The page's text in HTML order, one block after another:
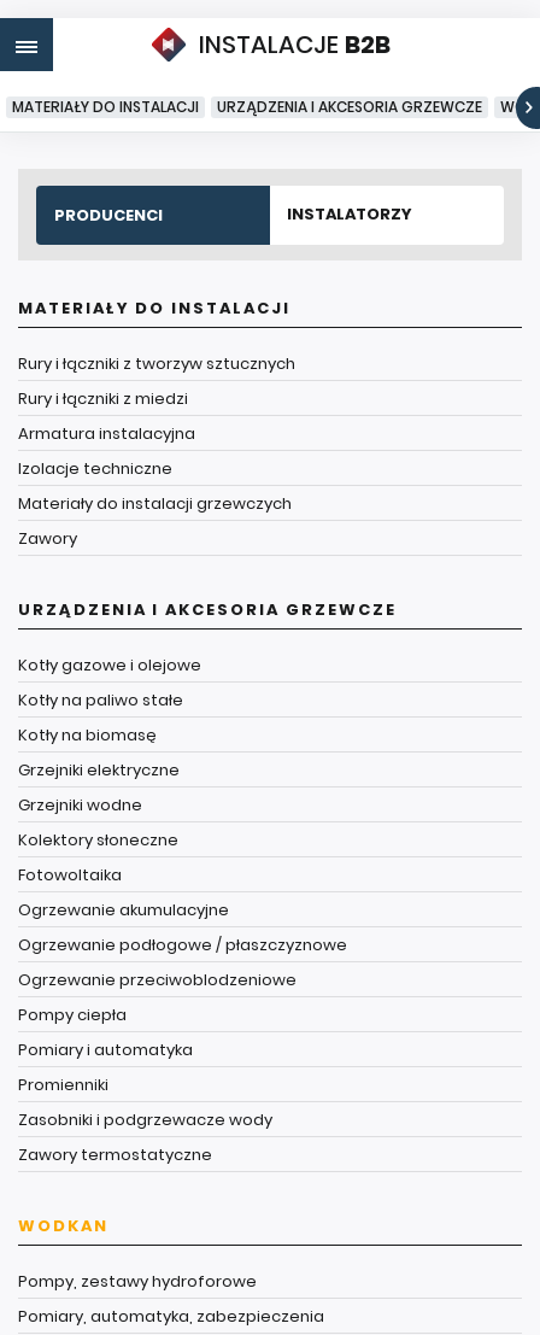
INSTALACJE B2B
MATERIAŁY DO INSTALACJI URZĄDZENIA I AKCESORIA GRZEWCZE
PRODUCENCI INSTALATORZY
MATERIAŁY DO INSTALACJI
Rury i łączniki z tworzyw sztucznych
Rury i łączniki z miedzi
Armatura instalacyjna
Izolacje techniczne
Materiały do instalacji grzewczych
Zawory
URZĄDZENIA I AKCESORIA GRZEWCZE
Kotły gazowe i olejowe
Kotły na paliwo stałe
Kotły na biomasę
Grzejniki elektryczne
Grzejniki wodne
Kolektory słoneczne
Fotowoltaika
Ogrzewanie akumulacyjne
Ogrzewanie podłogowe / płaszczyznowe
Ogrzewanie przeciwoblodzeniowe
Pompy ciepła
Pomiary i automatyka
Promienniki
Zasobniki i podgrzewacze wody
Zawory termostatyczne
WODKAN
Pompy, zestawy hydroforowe
Pomiary, automatyka, zabezpieczenia